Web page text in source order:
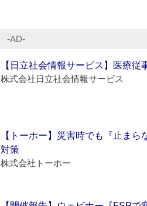
‐AD‐
【日立社会情報サービス】医療
株式会社日立社会情報サービス
【トーホー】災害時でも『止ま
対策
株式会社トーホー